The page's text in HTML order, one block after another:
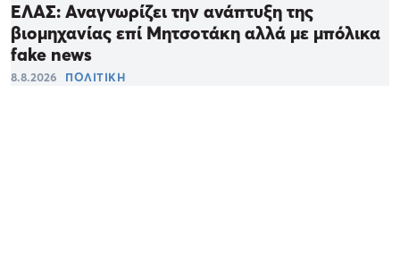
ΕΛΑΣ: Αναγνωρίζει την ανάπτυξη της
βιομηχανίας επί Μητσοτάκη αλλά με μπόλικα
fake news
8.8.2026 ΠΟΛΙΤΙΚΗ